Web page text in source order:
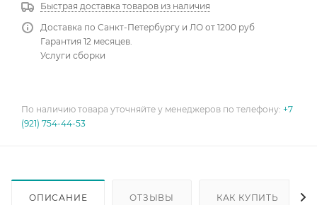
Быстрая доставка товаров из наличия
Доставка по Санкт-Петербургу и ЛО от 1200 руб
Гарантия 12 месяцев.
Услуги сборки
По наличию товара уточняйте у менеджеров по телефону: +7
(921) 754-44-53
ОПИСАНИЕ ОТЗЫВЫ КАК КУПИТЬ